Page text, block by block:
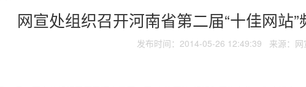
网宣处组织召开河南省第二届“十佳网站
发布时间：2014-05-26 12:49:39 来源：网